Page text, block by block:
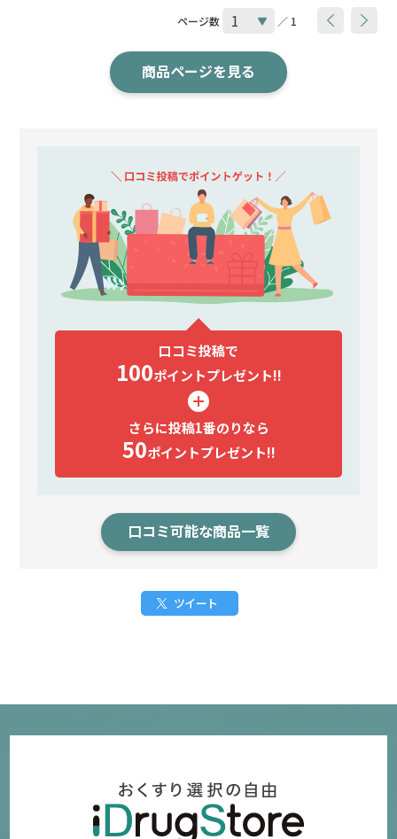
ページ数 ／ 1
商品ページを見る
口コミ投稿で
100ポイントプレゼント!!
さらに投稿1番のりなら
50ポイントプレゼント!!
口コミ可能な商品一覧
ツイート